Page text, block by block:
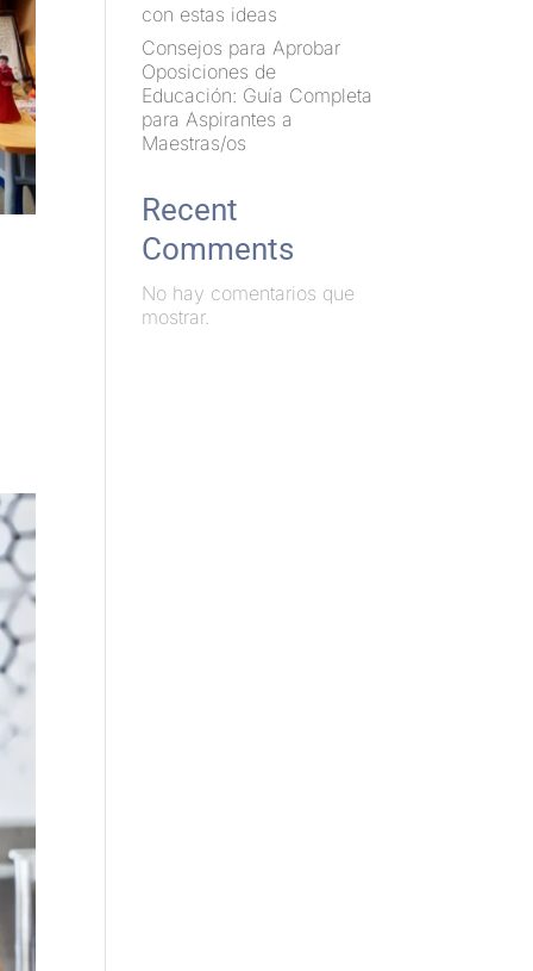
con estas ideas
Consejos para Aprobar
Oposiciones de
Educación: Guía Completa
para Aspirantes a
Maestras/os
Recent
Comments
No hay comentarios que
mostrar.